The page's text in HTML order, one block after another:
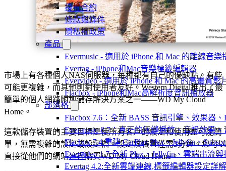
授權合約
條款與條件
隱私權政策
產品
Evermusic - 適用於 iPhone 和 Mac 的離線音樂
Evertag - iPhone和Mac音樂標籤編輯器
Evervideo - 適用於 iPhone 和 Mac 的高畫質影
Flacbox - iPhone和Mac高解析度音訊播放器
部落格
Flacbox 7.6：全新 BASS 音訊引擎、效果器
Evermusic 8.7：真正的無縫播放、音訊效果
Flacbox 7.4:重建 CarPlay,Plex、Jellyfin、
Evervideo 1.7:全新 Plex、Jellyfin、雲端串流
Evertag 4.2:全新雲端連線,標籤編輯器設定詳解
市場上有各種個人NAS伺服器，每種都有自己的優缺點。有些
可能更複雜，而其他則對使用者友好。Western Digital推出了最
簡單的個人網路附加儲存解決方案之一——WD My Cloud
Home。
這款儲存裝置的主要目標是使所有客戶的設定和使用盡可能簡
單，無需複雜的設定或設定檔。設定該裝置僅需3分鐘。您可以
直接從他們的網站這裡購買WD My Cloud Home。